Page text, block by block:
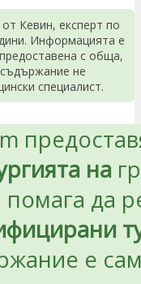
Кевин, експерт по
Информацията е
с обща,
не
специалист.
на
помага да
е